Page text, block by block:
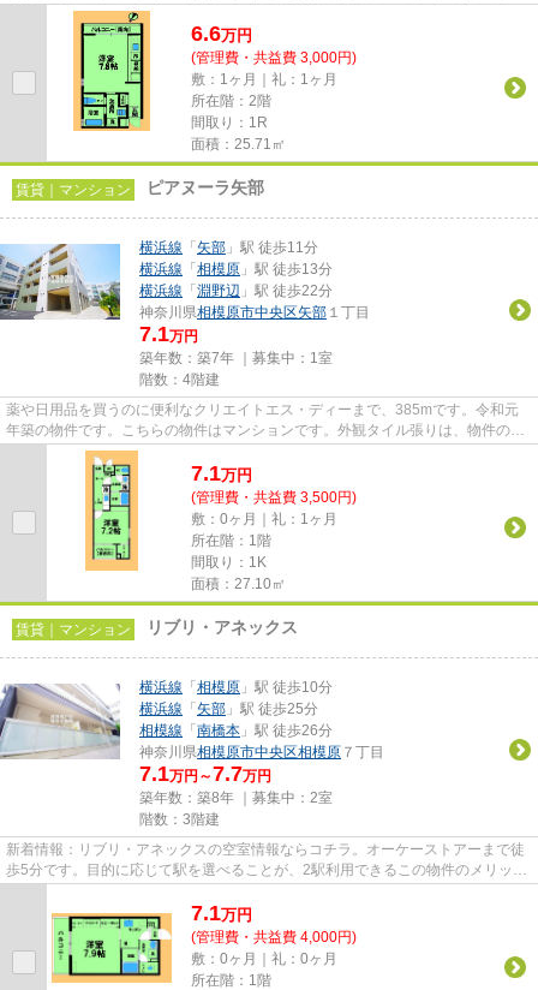
費用はカードで決済いただけます...
6.6万円
(管理費・共益費 3,000円)
敷：1ヶ月｜礼：1ヶ月
所在階：2階
間取り：1R
面積：25.71㎡
賃貸｜マンション ピアヌーラ矢部
横浜線 「 矢部 」駅 徒歩11分
横浜線 「 相模原 」駅 徒歩13分
横浜線 「 淵野辺 」駅 徒歩22分
神奈川県相模原市中央区矢部 １丁目
7.1万円
築年数：築7年 ｜募集中： 1室
階数：4階建
薬や日用品を買うのに便利なクリエイトエス・ディーまで、385mです。令和元
年築の物件です。こちらの物件はマンションです。外観タイル張りは、物件の個
性を引き出すことができます。...
7.1万円
(管理費・共益費 3,500円)
敷：0ヶ月｜礼：1ヶ月
所在階：1階
間取り：1K
面積：27.10㎡
賃貸｜マンション リブリ・アネックス
横浜線 「 相模原 」駅 徒歩10分
横浜線 「 矢部 」駅 徒歩25分
相模線 「 南橋本 」駅 徒歩26分
神奈川県相模原市中央区相模原 ７丁目
7.1万円～7.7万円
築年数：築8年 ｜募集中： 2室
階数：3階建
新着情報：リブリ・アネックスの空室情報ならコチラ。オーケーストアーまで徒
歩5分です。目的に応じて駅を選べることが、2駅利用できるこの物件のメリット
7.1万円
(管理費・共益費 4,000円)
敷：0ヶ月｜礼：0ヶ月
所在階：1階